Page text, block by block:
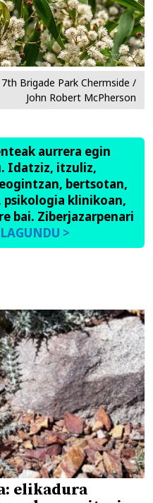
Brigade Park Chermside /
John Robert McPherson
aurrera egin
Idatziz, itzuliz,
bertsotan,
klinikoan,
bai. Ziberjazarpenari
>
elikadura